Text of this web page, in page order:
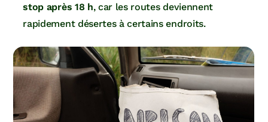
stop après 18 h, car les routes deviennent
rapidement désertes à certains endroits.